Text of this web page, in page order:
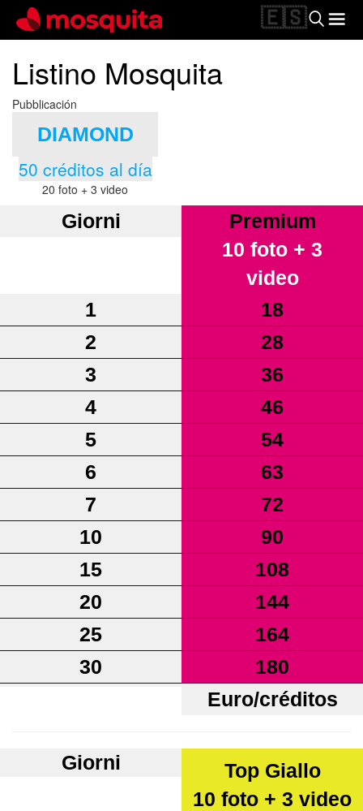
🇪🇸
Listino Mosquita
Pubblicación
DIAMOND
50 créditos al día
20 foto + 3 video
Giorni
Premium
10 foto + 3
video
1
18
2
28
3
36
4
46
5
54
6
63
7
72
10
90
15
108
20
144
25
164
30
180
Euro/créditos
Giorni
Top Giallo
10 foto + 3 video